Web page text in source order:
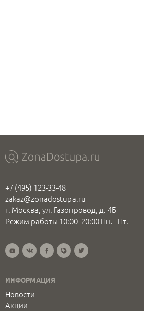
+7 (495) 123-33-48
zakaz@zonadostupa.ru
г. Москва, ул. Газопровод, д. 4Б
Режим работы 10:00–20:00 Пн.– Пт.
ИНФОРМАЦИЯ
Новости
Акции